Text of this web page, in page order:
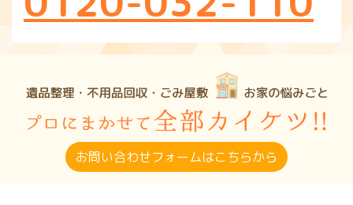
お問い合わせフォームはこちらから